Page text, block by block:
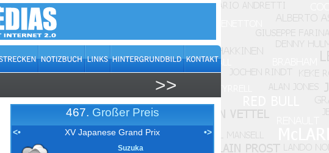
>>
467. Großer Preis
<• XV Japanese Grand Prix •>
Suzuka